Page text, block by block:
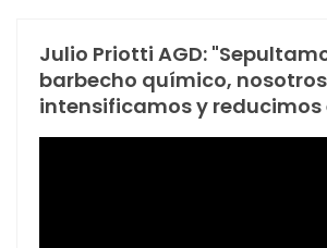
Julio Priotti AGD:
barbecho químico, nosotros
intensificamos y reducimos